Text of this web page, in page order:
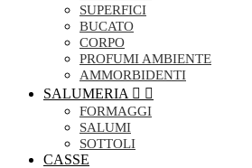
SUPERFICI
BUCATO
CORPO
PROFUMI AMBIENTE
AMMORBIDENTI
SALUMERIA  
FORMAGGI
SALUMI
SOTTOLI
CASSE